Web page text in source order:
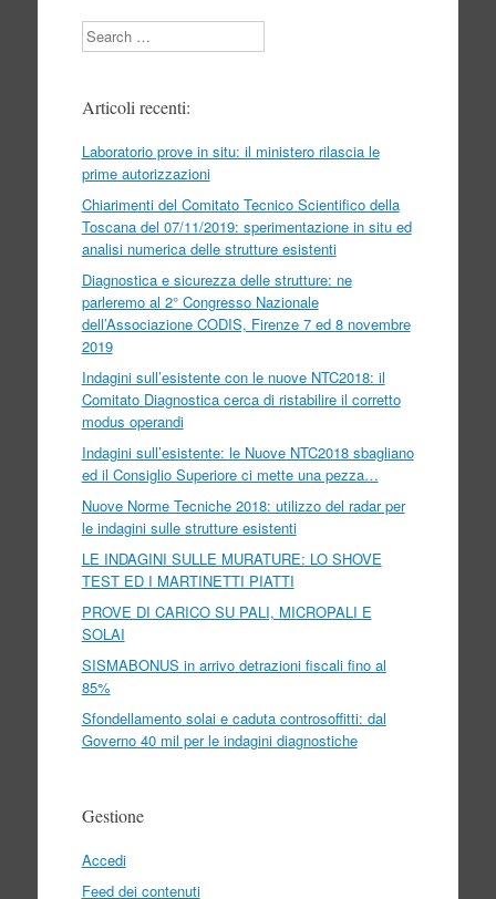
Search
Articoli recenti:
Laboratorio prove in situ: il ministero rilascia le
prime autorizzazioni
Chiarimenti del Comitato Tecnico Scientifico della
Toscana del 07/11/2019: sperimentazione in situ ed
analisi numerica delle strutture esistenti
Diagnostica e sicurezza delle strutture: ne
parleremo al 2° Congresso Nazionale
dell’Associazione CODIS, Firenze 7 ed 8 novembre
2019
Indagini sull’esistente con le nuove NTC2018: il
Comitato Diagnostica cerca di ristabilire il corretto
modus operandi
Indagini sull’esistente: le Nuove NTC2018 sbagliano
ed il Consiglio Superiore ci mette una pezza…
Nuove Norme Tecniche 2018: utilizzo del radar per
le indagini sulle strutture esistenti
LE INDAGINI SULLE MURATURE: LO SHOVE
TEST ED I MARTINETTI PIATTI
PROVE DI CARICO SU PALI, MICROPALI E
SOLAI
SISMABONUS in arrivo detrazioni fiscali fino al
85%
Sfondellamento solai e caduta controsoffitti: dal
Governo 40 mil per le indagini diagnostiche
Gestione
Accedi
Feed dei contenuti